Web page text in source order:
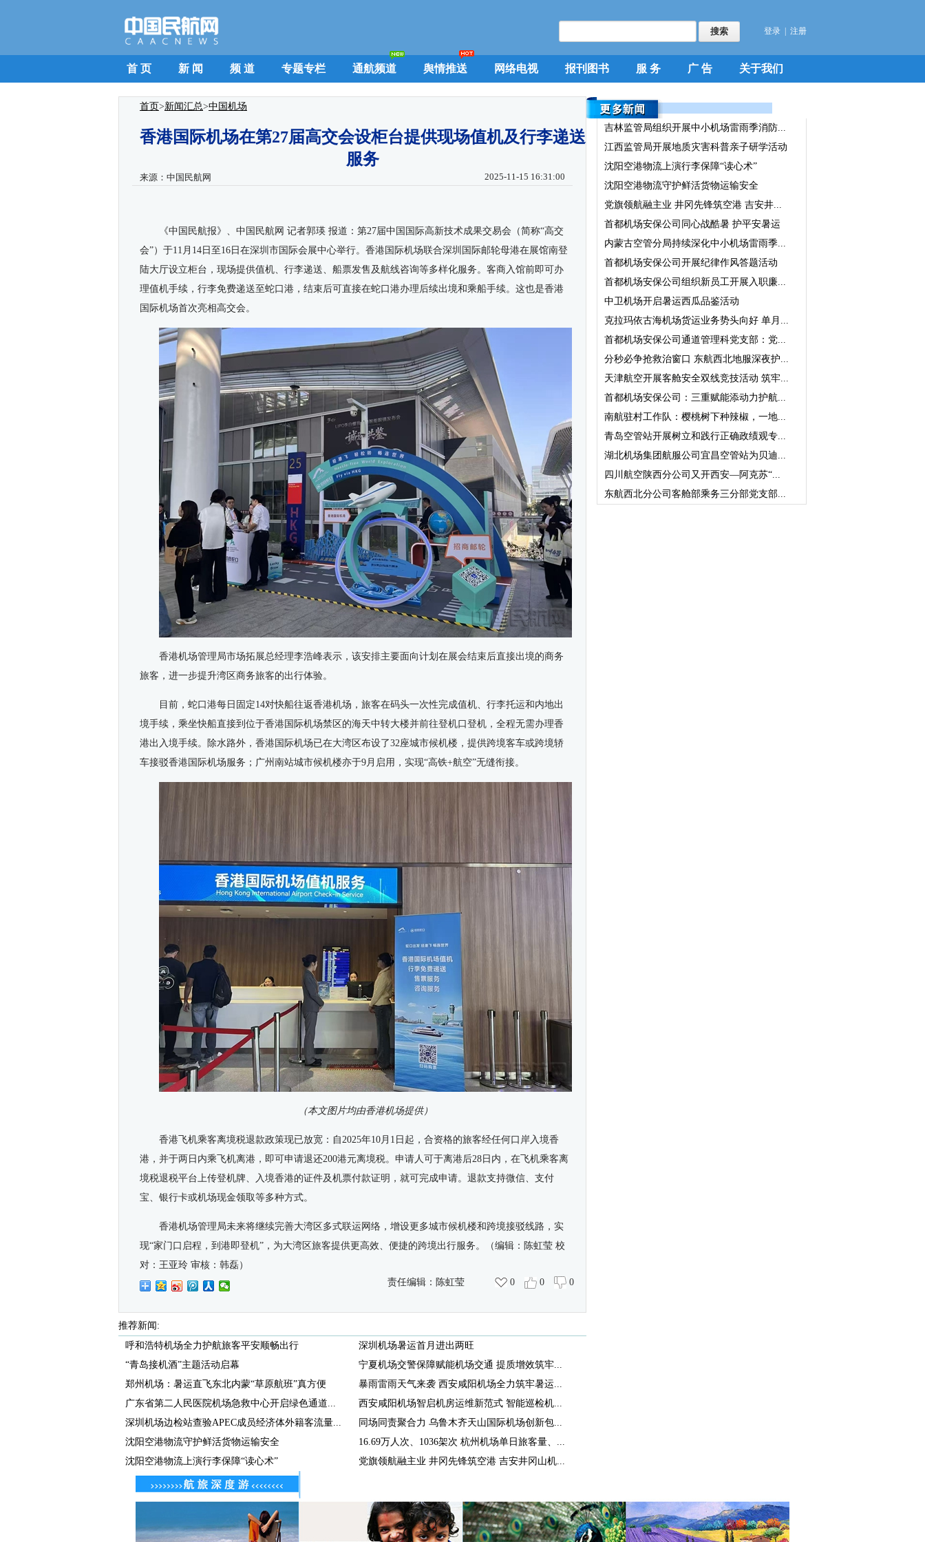
登录 注册
首 页 新 闻 频 道 专题专栏 通航频道 舆情推送 网络电视 报刊图书 服 务 广 告 关于我们
首页>新闻汇总>中国机场
香港国际机场在第27届高交会设柜台提供现场值机及行李递送
服务
来源： 中国民航网 2025-11-15 16:31:00
《中国民航报》、中国民航网 记者郭瑛 报道：第27届中国国际高新技术成果交易会（简称“高交
会”）于11 月 14 日至 16 日在深圳市国际会展中心举行。香港国际机场联合深圳国际邮轮母港在展馆南登
陆大厅设立柜台，现场提供值机、行李递送、船票发售及航线咨询等多样化服务。客商入馆前即可办
理值机手续，行李免费递送至蛇口港，结束后可直接在蛇口港办理后续出境和乘船手续。这也是香港
国际机场首次亮相高交会。
香港机场管理局市场拓展总经理李浩峰表示，该安排主要面向计划在展会结束后直接出境的商务
旅客，进一步提升湾区商务旅客的出行体验。
目前，蛇口港每日固定14对快船往返香港机场，旅客在码头一次性完成值机、行李托运和内地出
境手续，乘坐快船直接到位于香港国际机场禁区的海天中转大楼并前往登机口登机，全程无需办理香
港出入境手续。除水路外，香港国际机场已在大湾区布设了32座城市候机楼，提供跨境客车或跨境轿
车接驳香港国际机场服务；广州南站城市候机楼亦于9月启用，实现“高铁+航空”无缝衔接。
（本文图片均由香港机场提供）
香港飞机乘客离境税退款政策现已放宽：自2025年10月 1 日起，合资格的旅客经任何口岸入境香
港，并于两日内乘飞机离港，即可申请退还200港元离境税。申请人可于离港后28 日内，在飞机乘客离
境税退税平台上传登机牌、入境香港的证件及机票付款证明，就可完成申请。退款支持微信、支付
宝、银行卡或机场现金领取等多种方式。
香港机场管理局未来将继续完善大湾区多式联运网络，增设更多城市候机楼和跨境接驳线路，实
现“家门口启程，到港即登机” ，为大湾区旅客提供更高效、便捷的跨境出行服务。（编辑：陈虹莹 校
对：王亚玲 审核：韩磊）
责任编辑： 陈虹莹 0 0 0
推荐新闻:
呼和浩特机场全力护航旅客平安顺畅出行
“青岛接机酒”主题活动启幕
郑州机场：暑运直飞东北内蒙“草原航班”真方便
广东省第二人民医院机场急救中心开启绿色通道...
深圳机场边检站查验APEC成员经济体外籍客流量...
沈阳空港物流守护鲜活货物运输安全
沈阳空港物流上演行李保障“读心术”
深圳机场暑运首月进出两旺
宁夏机场交警保障赋能机场交通 提质增效筑牢...
暴雨雷雨天气来袭 西安咸阳机场全力筑牢暑运...
西安咸阳机场智启机房运维新范式 智能巡检机...
同场同责聚合力 乌鲁木齐天山国际机场创新包...
16.69万人次、1036架次 杭州机场单日旅客量、...
党旗领航融主业 井冈先锋筑空港 吉安井冈山机...
吉林监管局组织开展中小机场雷雨季消防...
江西监管局开展地质灾害科普亲子研学活动
沈阳空港物流上演行李保障“读心术”
沈阳空港物流守护鲜活货物运输安全
党旗领航融主业 井冈先锋筑空港 吉安井...
首都机场安保公司同心战酷暑 护平安暑运
内蒙古空管分局持续深化中小机场雷雨季...
首都机场安保公司开展纪律作风答题活动
首都机场安保公司组织新员工开展入职廉...
中卫机场开启暑运西瓜品鉴活动
克拉玛依古海机场货运业务势头向好 单月...
首都机场安保公司通道管理科党支部：党...
分秒必争抢救治窗口 东航西北地服深夜护...
天津航空开展客舱安全双线竞技活动 筑牢...
首都机场安保公司：三重赋能添动力护航...
南航驻村工作队：樱桃树下种辣椒，一地...
青岛空管站开展树立和践行正确政绩观专...
湖北机场集团航服公司宜昌空管站为贝迪...
四川航空陕西分公司又开西安—阿克苏“...
东航西北分公司客舱部乘务三分部党支部...